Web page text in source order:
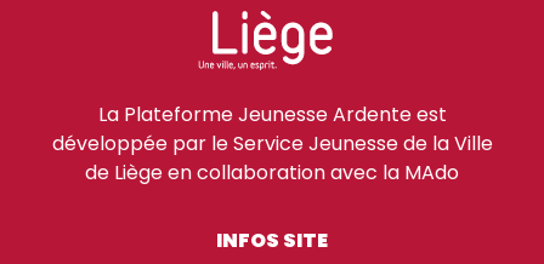
La Plateforme Jeunesse Ardente est
développée par le Service Jeunesse de la Ville
de Liège en collaboration avec la MAdo
INFOS SITE